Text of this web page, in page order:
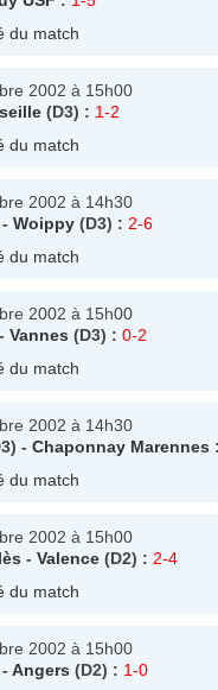
du match
2002 à 15h00
(D3) : 1-2
du match
2002 à 14h30
- Woippy (D3) : 2-6
du match
2002 à 15h00
- Vannes (D3) : 0-2
du match
2002 à 14h30
- Chaponnay Marennes :
du match
2002 à 15h00
- Valence (D2) : 2-4
du match
2002 à 15h00
- Angers (D2) : 1-0